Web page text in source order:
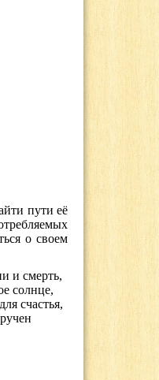
пути её
о своем
и смерть,
солнце,
счастья,